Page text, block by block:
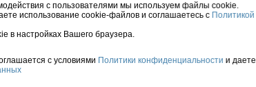
с пользователями мы используем файлы cookie.
использование cookie-файлов и соглашаетесь с Политикой
в настройках Вашего браузера.
с условиями Политики конфиденциальности и даете